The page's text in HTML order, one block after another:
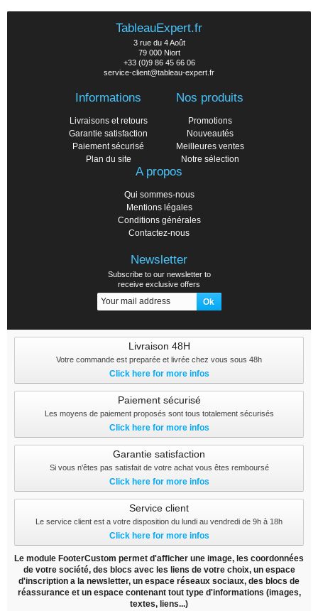
TableauExpert.fr
3 rue du 4 Août
79 000 Niort
+33 (0)9 86 45 66 06
service-client@tableau-expert.fr
Informations
Livraisons et retours
Garantie satisfaction
Paiement sécurisé
Plan du site
Nos produits
Promotions
Nouveautés
Meilleures ventes
Notre sélection
A propos
Qui sommes-nous
Mentions légales
Conditions générales
Contactez-nous
Newsletter
Subscribe to our newsletter to
receive exclusive offers
Livraison 48H
Votre commande est preparée et livrée chez vous sous 48h
Click here for more infos
Paiement sécurisé
Les moyens de paiement proposés sont tous totalement sécurisés
Click here for more infos
Garantie satisfaction
Si vous n'êtes pas satisfait de votre achat vous êtes remboursé
Click here for more infos
Service client
Le service client est a votre disposition du lundi au vendredi de 9h à 18h
Click here for more infos
Le module FooterCustom permet d'afficher une image, les coordonnées
de votre société, des blocs avec les liens de votre choix, un espace
d'inscription a la newsletter, un espace réseaux sociaux, des blocs de
réassurance et un espace contenant tout type d'informations (images,
textes, liens...)